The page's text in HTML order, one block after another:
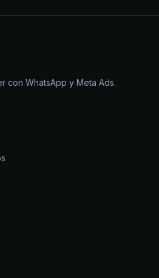
con WhatsApp y Meta Ads.